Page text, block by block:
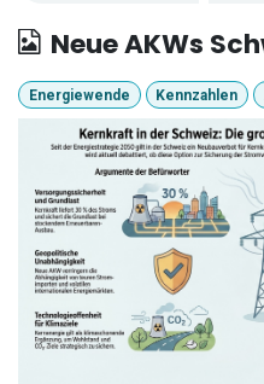
Energiewende Kennzahlen